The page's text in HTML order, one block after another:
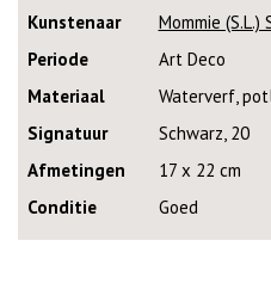
Kunstenaar
Mommie (S.L.)
Periode
Art Deco
Materiaal
Waterverf,
Signatuur
Schwarz, 20
Afmetingen
17 x 22 cm
Conditie
Goed